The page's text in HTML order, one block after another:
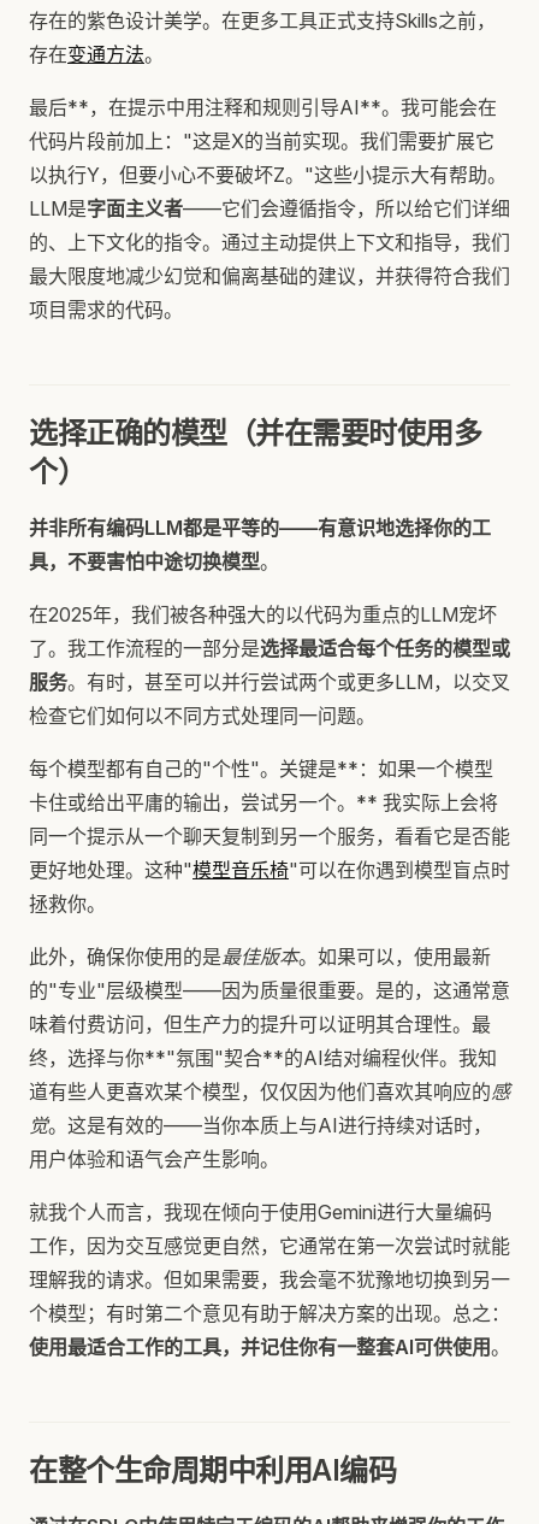
存在的紫色设计美学。在更多工具正式支持Skills之前，
存在变通方法。
最后**，在提示中用注释和规则引导AI**。我可能会在
代码片段前加上："这是X的当前实现。我们需要扩展它
以执行Y，但要小心不要破坏Z。"这些小提示大有帮助。
LLM是字面主义者——它们会遵循指令，所以给它们详细
的、上下文化的指令。通过主动提供上下文和指导，我们
最大限度地减少幻觉和偏离基础的建议，并获得符合我们
项目需求的代码。
选择正确的模型（并在需要时使用多
个）
并非所有编码LLM都是平等的——有意识地选择你的工
具，不要害怕中途切换模型。
在2025年，我们被各种强大的以代码为重点的LLM宠坏
了。我工作流程的一部分是选择最适合每个任务的模型或
服务。有时，甚至可以并行尝试两个或更多LLM，以交叉
检查它们如何以不同方式处理同一问题。
每个模型都有自己的"个性"。关键是**：如果一个模型
卡住或给出平庸的输出，尝试另一个。** 我实际上会将
同一个提示从一个聊天复制到另一个服务，看看它是否能
更好地处理。这种"模型音乐椅"可以在你遇到模型盲点时
拯救你。
此外，确保你使用的是最佳版本。如果可以，使用最新
的"专业"层级模型——因为质量很重要。是的，这通常意
味着付费访问，但生产力的提升可以证明其合理性。最
终，选择与你**"氛围"契合**的AI结对编程伙伴。我知
道有些人更喜欢某个模型，仅仅因为他们喜欢其响应的感
觉。这是有效的——当你本质上与AI进行持续对话时，
用户体验和语气会产生影响。
就我个人而言，我现在倾向于使用Gemini进行大量编码
工作，因为交互感觉更自然，它通常在第一次尝试时就能
理解我的请求。但如果需要，我会毫不犹豫地切换到另一
个模型；有时第二个意见有助于解决方案的出现。总之：
使用最适合工作的工具，并记住你有一整套AI可供使用。
在整个生命周期中利用AI编码